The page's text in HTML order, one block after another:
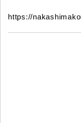
https://